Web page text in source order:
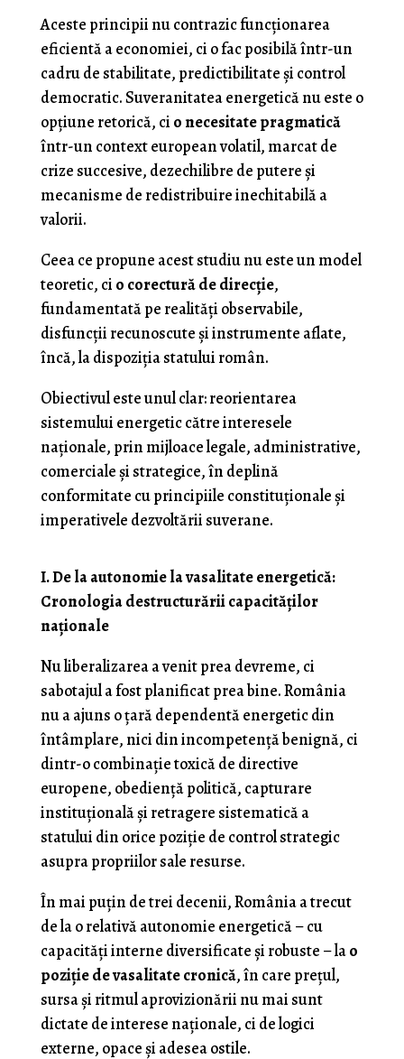
Aceste principii nu contrazic funcționarea
eficientă a economiei, ci o fac posibilă într-un
cadru de stabilitate, predictibilitate și control
democratic. Suveranitatea energetică nu este o
opțiune retorică, ci o necesitate pragmatică
într-un context european volatil, marcat de
crize succesive, dezechilibre de putere și
mecanisme de redistribuire inechitabilă a
valorii.
Ceea ce propune acest studiu nu este un model
teoretic, ci o corectură de direcție,
fundamentată pe realități observabile,
disfuncții recunoscute și instrumente aflate,
încă, la dispoziția statului român.
Obiectivul este unul clar: reorientarea
sistemului energetic către interesele
naționale, prin mijloace legale, administrative,
comerciale și strategice, în deplină
conformitate cu principiile constituționale și
imperativele dezvoltării suverane.
I. De la autonomie la vasalitate energetică:
Cronologia destructurării capacităților
naționale
Nu liberalizarea a venit prea devreme, ci
sabotajul a fost planificat prea bine. România
nu a ajuns o țară dependentă energetic din
întâmplare, nici din incompetență benignă, ci
dintr-o combinație toxică de directive
europene, obediență politică, capturare
instituțională și retragere sistematică a
statului din orice poziție de control strategic
asupra propriilor sale resurse.
În mai puțin de trei decenii, România a trecut
de la o relativă autonomie energetică – cu
capacități interne diversificate și robuste – lao
poziție de vasalitate cronică, în care prețul,
sursa și ritmul aprovizionării nu mai sunt
dictate de interese naționale, ci de logici
externe, opace și adesea ostile.